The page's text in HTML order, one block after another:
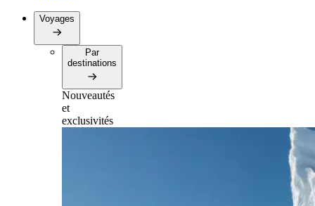
Voyages
Par
destinations
Nouveautés
et
exclusivités